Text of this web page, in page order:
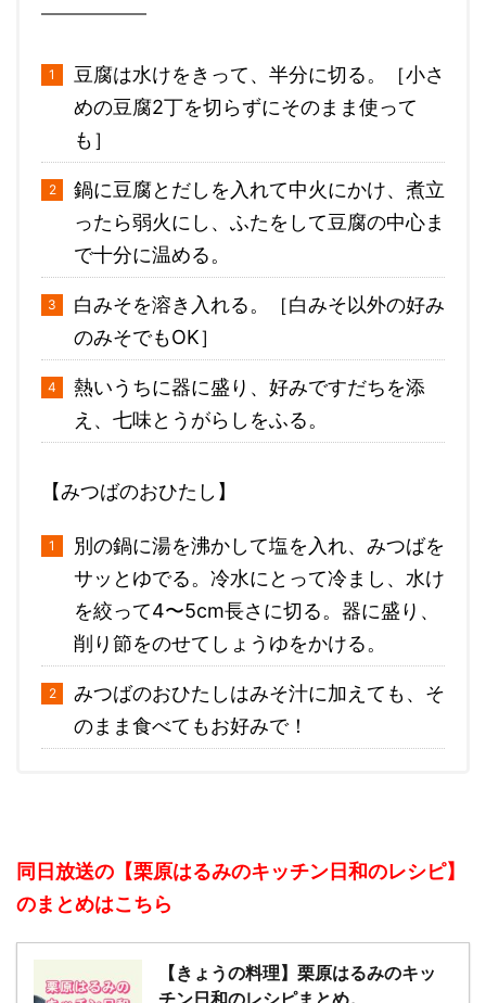
豆腐は水けをきって、半分に切る。［小さ
めの豆腐2丁を切らずにそのまま使って
も］
鍋に豆腐とだしを入れて中火にかけ、煮立
ったら弱火にし、ふたをして豆腐の中心ま
で十分に温める。
白みそを溶き入れる。［白みそ以外の好み
のみそでもOK］
熱いうちに器に盛り、好みですだちを添
え、七味とうがらしをふる。
【みつばのおひたし】
別の鍋に湯を沸かして塩を入れ、みつばを
サッとゆでる。冷水にとって冷まし、水け
を絞って4〜5cm長さに切る。器に盛り、
削り節をのせてしょうゆをかける。
みつばのおひたしはみそ汁に加えても、そ
のまま食べてもお好みで！
同日放送の【栗原はるみのキッチン日和のレシピ】
のまとめはこちら
【きょうの料理】栗原はるみのキッ
チン日和のレシピまとめ。